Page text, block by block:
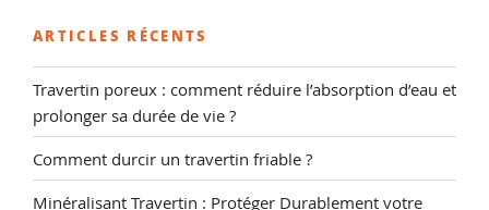
ARTICLES RÉCENTS
Travertin poreux : comment réduire l’absorption d’eau et
prolonger sa durée de vie ?
Comment durcir un travertin friable ?
Minéralisant Travertin : Protéger Durablement votre